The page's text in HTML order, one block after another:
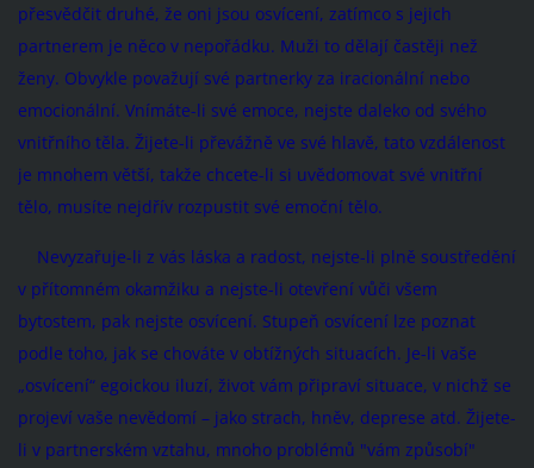
přesvědčit druhé, že oni jsou osvícení, zatímco s jejich
partnerem je něco v nepořádku. Muži to dělají častěji než
ženy. Obvykle považují své partnerky za iracionální nebo
emocionální. Vnímáte-li své emoce, nejste daleko od svého
vnitřního těla. Žijete-li převážně ve své hlavě, tato vzdálenost
je mnohem větší, takže chcete-li si uvědomovat své vnitřní
tělo, musíte nejdřív rozpustit své emoční tělo.
Nevyzařuje-li z vás láska a radost, nejste-li plně soustředění
v přítomném okamžiku a nejste-li otevření vůči všem
bytostem, pak nejste osvícení. Stupeň osvícení lze poznat
podle toho, jak se chováte v obtížných situacích. Je-li vaše
„osvícení“ egoickou iluzí, život vám připraví situace, v nichž se
projeví vaše nevědomí – jako strach, hněv, deprese atd. Žijete-
li v partnerském vztahu, mnoho problémů "vám způsobí"